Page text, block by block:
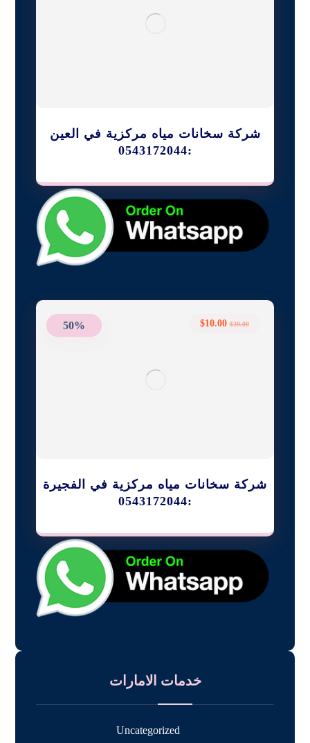
شركة سخانات مياه مركزية في العين
:0543172044
50%
شركة سخانات مياه مركزية في الفجيرة
:0543172044
$20.00
$10.00
خدمات الامارات
Uncategorized